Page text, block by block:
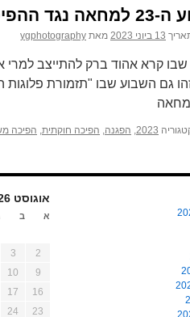
השלטונית בישראל
13 ביוני 2023 מאת ygphotography
גם השבוע שבו "תזמורת
2023
, הפגנה, הפיכה חוקתית, הפיכה
אוגוסט 2026
א ב
2
3
9
10
16
17
23
24